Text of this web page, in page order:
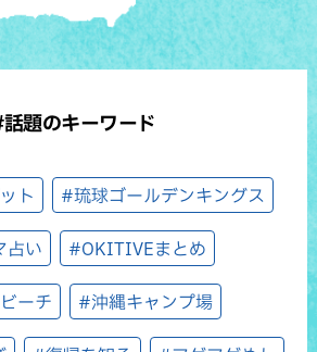
題のキーワード
ト #琉球ゴールデンキングス
占い #OKITIVEまとめ
ーチ #沖縄キャンプ場